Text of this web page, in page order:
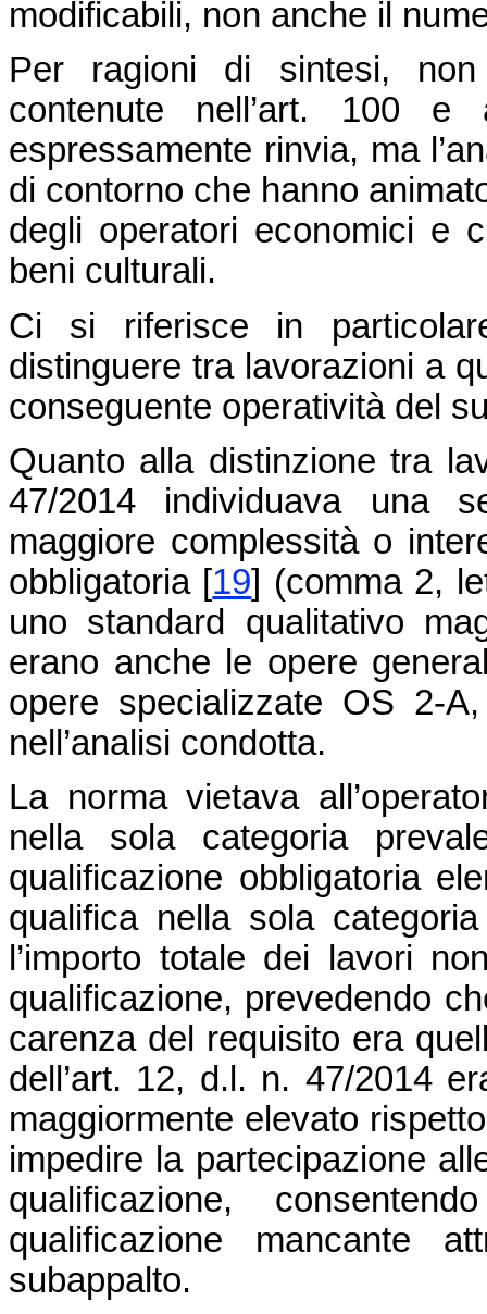
modificabili, non anche il
Per ragioni di sintesi,
contenute nell’art. 100 e
espressamente rinvia, ma
di contorno che hanno
degli operatori economici e
beni culturali.
Ci si riferisce in
distinguere tra lavorazioni a
conseguente operatività del
Quanto alla distinzione tra
47/2014 individuava una
maggiore complessità o
obbligatoria [19] (comma 2,
uno standard qualitativo
erano anche le opere
opere specializzate OS 2-
nell’analisi condotta.
La norma vietava
nella sola categoria
qualificazione obbligatoria
qualifica nella sola
l’importo totale dei lavori
qualificazione, prevedendo
carenza del requisito era
dell’art. 12, d.l. n. 47/2014
maggiormente elevato
impedire la partecipazione
qualificazione,
qualificazione mancante
subappalto.